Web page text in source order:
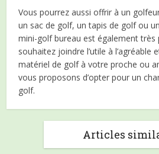
Vous pourrez aussi offrir à un
un sac de golf, un tapis de golf ou
mini-golf bureau est également très
souhaitez joindre l’utile à
matériel de golf à votre proche ou
vous proposons d’opter pour un
golf.
Articles